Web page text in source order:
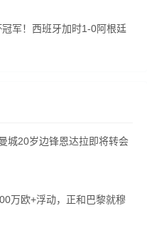
军！西班牙加时1-0阿根廷
城20岁边锋恩达拉即将转会
万欧+浮动，正和巴黎就穆